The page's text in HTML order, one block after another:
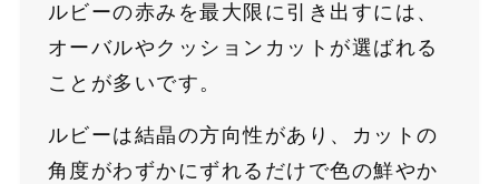
ルビーの赤みを最大限に引き出すには、
オーバルやクッションカットが選ばれる
ことが多いです。
ルビーは結晶の方向性があり、カットの
角度がわずかにずれるだけで色の鮮やか